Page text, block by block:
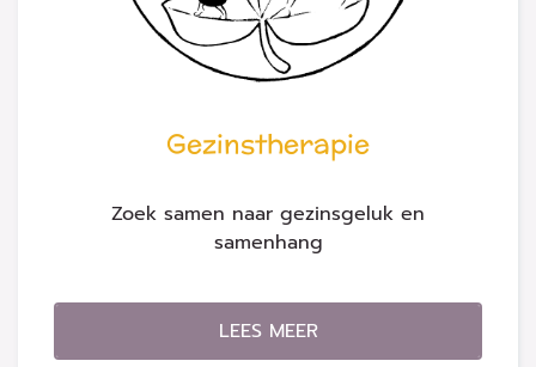
Gezinstherapie
Zoek samen naar gezinsgeluk en
samenhang
LEES MEER